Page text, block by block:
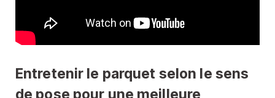
Entretenir le parquet selon le sens
de pose pour une meilleure